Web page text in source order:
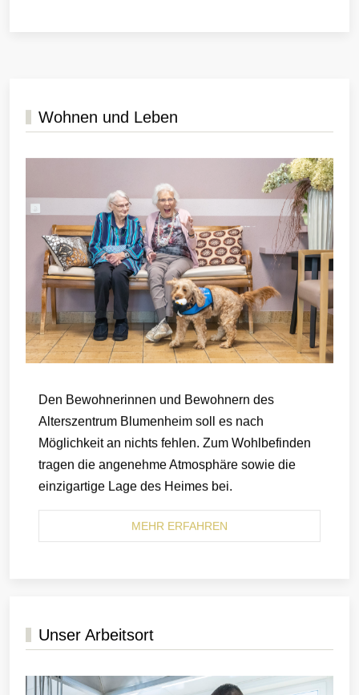
Alterszentrum Blumenheim soll es nach
Möglichkeit an nichts fehlen. Zum Wohlbefinden
tragen die angenehme Atmosphäre sowie die
einzigartige Lage des Heimes bei.
Unser Arbeitsort